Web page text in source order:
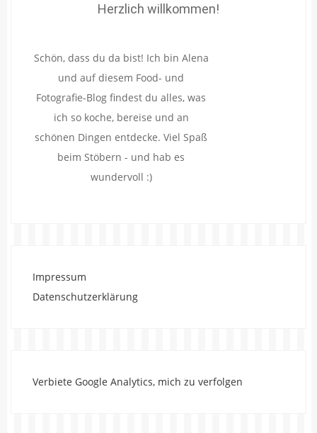
Herzlich willkommen!
Schön, dass du da bist! Ich bin Alena
und auf diesem Food- und
Fotografie-Blog findest du alles, was
ich so koche, bereise und an
schönen Dingen entdecke. Viel Spaß
beim Stöbern - und hab es
wundervoll :)
Impressum
Datenschutzerklärung
Verbiete Google Analytics, mich zu verfolgen